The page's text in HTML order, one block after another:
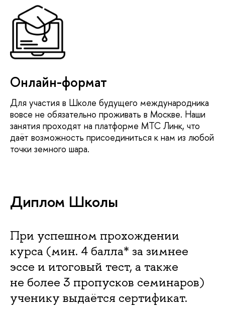
Онлайн-формат
Для участия в Школе будущего международника
вовсе не обязательно проживать в Москве. Наши
занятия проходят на платформе МТС Линк, что
даёт возможность присоединиться к нам из любой
точки земного шара.
Диплом Школы
При успешном прохождении
курса (мин. 4 балла* за зимнее
эссе и итоговый тест, а также
не более 3 пропусков семинаров)
ученику выдаётся сертификат.